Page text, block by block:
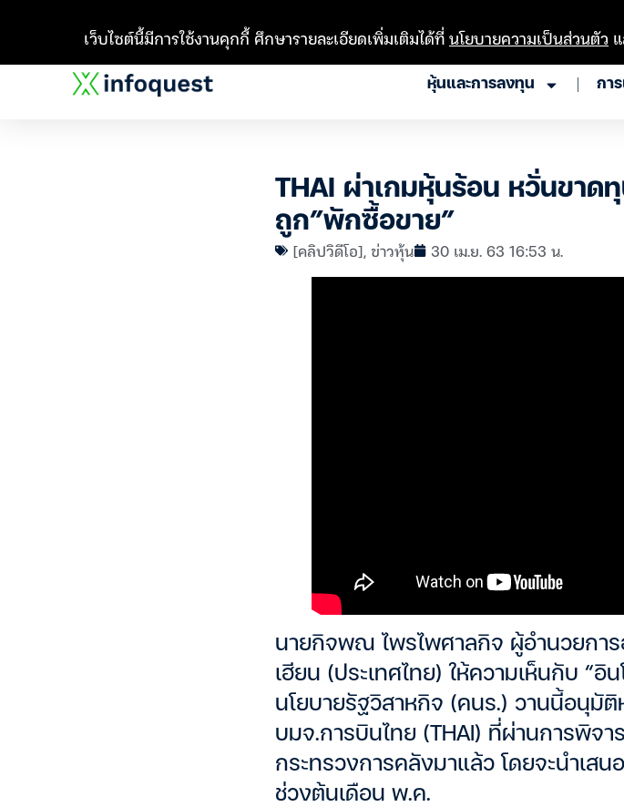
หุ้นและการลงทุน การ
THAI ผ่าเกมหุ้นร้อน หวั่นขาด
ถูก”พักซื้อขาย”
[คลิปวิดีโอ],ข่าวหุ้น 30 เม.ย. 63 16:53 น.
นายกิจพณ ไพรไพศาลกิจ ผู้อำนวยการ
เฮียน (ประเทศไทย) ให้ความเห็นกับ “
นโยบายรัฐวิสาหกิจ (คนร.) วานนี้อนุมั
บมจ.การบินไทย (THAI) ที่ผ่านการพิจ
กระทรวงการคลังมาแล้ว โดยจะนำเส
ช่วงต้นเดือน พ.ค.
เว็บไซต์นี้มีการใช้งานคุกกี้ ศึกษารายละเอียดเพิ่มเติมได้ที่นโยบายความเป็นส่วนตัว